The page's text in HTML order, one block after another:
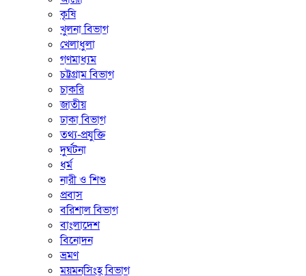
কৃষি
খুলনা বিভাগ
খেলাধুলা
গণমাধ্যম
চট্টগ্রাম বিভাগ
চাকরি
জাতীয়
ঢাকা বিভাগ
তথ্য-প্রযুক্তি
দুর্ঘটনা
ধর্ম
নারী ও শিশু
প্রবাস
বরিশাল বিভাগ
বাংলাদেশ
বিনোদন
ভ্রমণ
ময়মনসিংহ বিভাগ